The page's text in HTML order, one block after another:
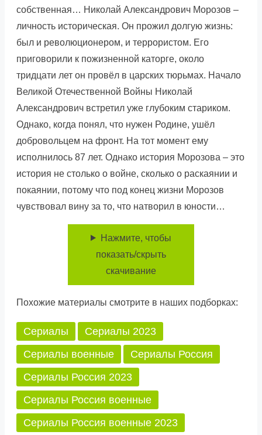
собственная… Николай Александрович Морозов –
личность историческая. Он прожил долгую жизнь:
был и революционером, и террористом. Его
приговорили к пожизненной каторге, около
тридцати лет он провёл в царских тюрьмах. Начало
Великой Отечественной Войны Николай
Александрович встретил уже глубоким стариком.
Однако, когда понял, что нужен Родине, ушёл
добровольцем на фронт. На тот момент ему
исполнилось 87 лет. Однако история Морозова – это
история не столько о войне, сколько о раскаянии и
покаянии, потому что под конец жизни Морозов
чувствовал вину за то, что натворил в юности…
Нажмите, чтобы
показать/скрыть
скачивание
Похожие материалы смотрите в наших подборках:
Сериалы
Сериалы 2023
Сериалы военные
Сериалы Россия
Сериалы Россия 2023
Сериалы Россия военные
Сериалы Россия военные 2023